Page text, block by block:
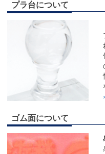
プラ台について
ゴム面について